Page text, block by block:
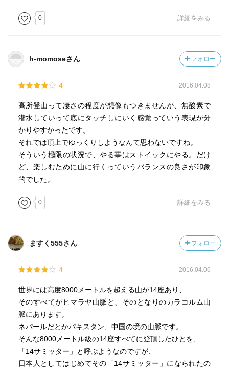
0 詳細をみる
h-momoseさん フォロー
4 2016.04.08
高所登山って凄さの程度が想像もつきませんが、無酸素で
潜水していって底にタッチしにいく感覚っていう表現が分
かりやすかったです。
それでは頂上でゆっくりしようなんて思わないですね。
そういう極限の状況で、やる事はストイックにやる。だけ
ど、楽しむために山に行くっていうバランスの良さが印象
的でした。
0 詳細をみる
ますく555さん フォロー
4 2016.04.06
世界には高度8000メートルを超える山が14座あり、
そのすべてがヒマラヤ山脈と、そのとなりのカラコルム山
脈にあります。
ネパールだとかパキスタン、中国の境の山脈です。
そんな8000メートル級の14座すべてに登頂したひとを、
「14サミッター」と呼ぶようなのですが、
日本人としてはじめてその「14サミッター」になられたの